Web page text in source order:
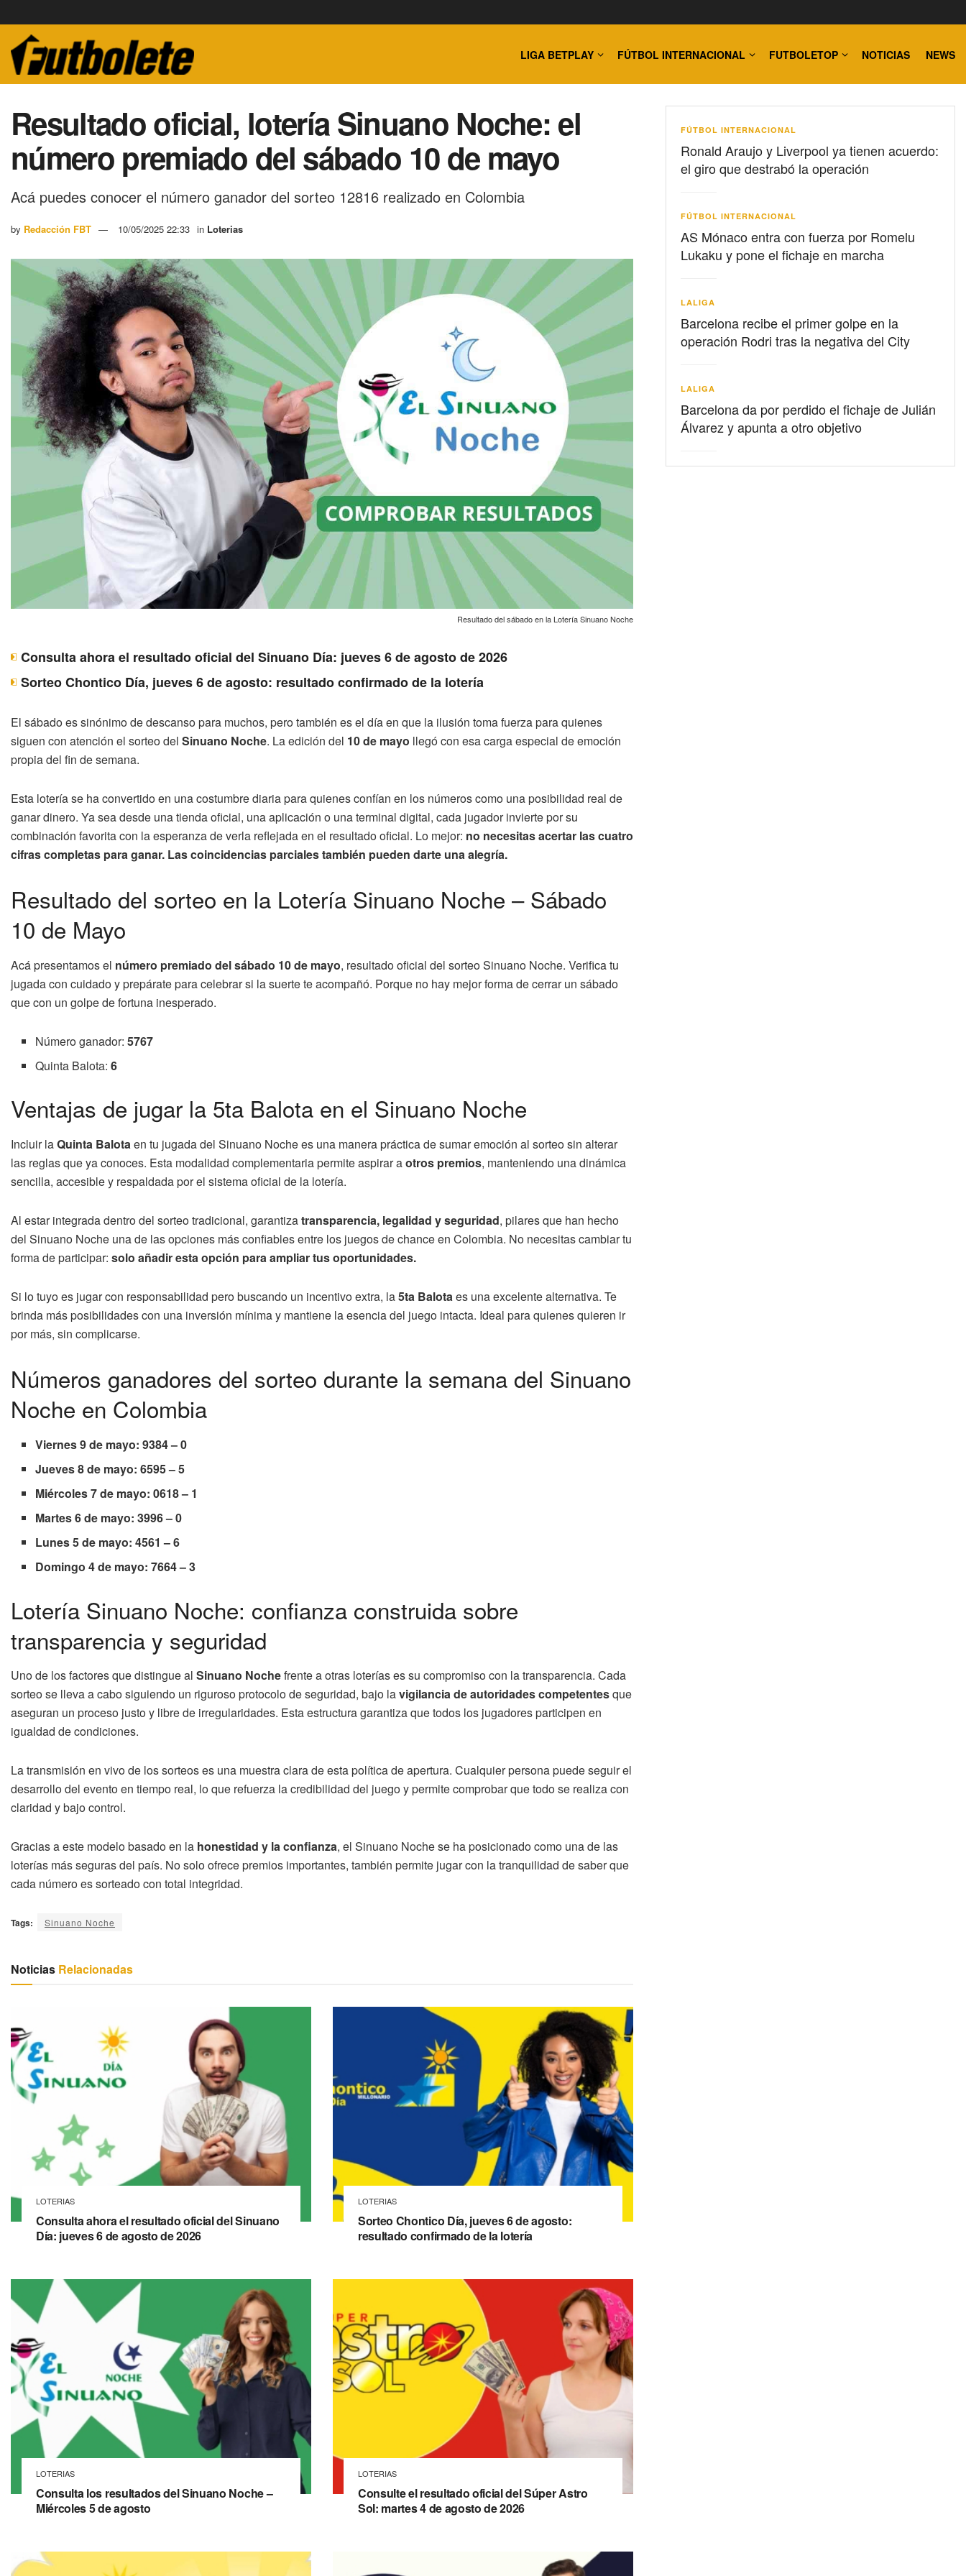
LIGA BETPLAY FÚTBOL INTERNACIONAL FUTBOLETOP NOTICIAS NEWS
Resultado oficial, lotería Sinuano Noche: el
número premiado del sábado 10 de mayo
Acá puedes conocer el número ganador del sorteo 12816 realizado en Colombia
by Redacción FBT 10/05/2025 22:33 in Loterias
Resultado del sábado en la Lotería Sinuano Noche
Consulta ahora el resultado oficial del Sinuano Día: jueves 6 de agosto de 2026
Sorteo Chontico Día, jueves 6 de agosto: resultado confirmado de la lotería
El sábado es sinónimo de descanso para muchos, pero también es el día en que la ilusión toma fuerza para quienes
siguen con atención el sorteo del Sinuano Noche. La edición del 10 de mayo llegó con esa carga especial de emoción
propia del fin de semana.
Esta lotería se ha convertido en una costumbre diaria para quienes confían en los números como una posibilidad real de
ganar dinero. Ya sea desde una tienda oficial, una aplicación o una terminal digital, cada jugador invierte por su
combinación favorita con la esperanza de verla reflejada en el resultado oficial. Lo mejor: no necesitas acertar las cuatro
cifras completas para ganar. Las coincidencias parciales también pueden darte una alegría.
Resultado del sorteo en la Lotería Sinuano Noche – Sábado
10 de Mayo
Acá presentamos el número premiado del sábado 10 de mayo, resultado oficial del sorteo Sinuano Noche. Verifica tu
jugada con cuidado y prepárate para celebrar si la suerte te acompañó. Porque no hay mejor forma de cerrar un sábado
que con un golpe de fortuna inesperado.
Número ganador:5767
Quinta Balota:6
Ventajas de jugar la 5ta Balota en el Sinuano Noche
Incluir laQuinta Balotaen tu jugada del Sinuano Noche es una manera práctica de sumar emoción al sorteo sin alterar
las reglas que ya conoces. Esta modalidad complementaria permite aspirar aotros premios, manteniendo una dinámica
sencilla, accesible y respaldada por el sistema oficial de la lotería.
Al estar integrada dentro del sorteo tradicional, garantizatransparencia, legalidad y seguridad, pilares que han hecho
del Sinuano Noche una de las opciones más confiables entre los juegos de chance en Colombia. No necesitas cambiar tu
forma de participar: solo añadir esta opción para ampliar tus oportunidades.
Si lo tuyo es jugar con responsabilidad pero buscando un incentivo extra, la5ta Balotaes una excelente alternativa. Te
brinda más posibilidades con una inversión mínima y mantiene la esencia del juego intacta. Ideal para quienes quieren ir
por más, sin complicarse.
Números ganadores del sorteo durante la semana del Sinuano
Noche en Colombia
Viernes 9 de mayo: 9384 – 0
Jueves 8 de mayo: 6595 – 5
Miércoles 7 de mayo: 0618 – 1
Martes 6 de mayo: 3996 – 0
Lunes 5 de mayo: 4561 – 6
Domingo 4 de mayo: 7664 – 3
Lotería Sinuano Noche: confianza construida sobre
transparencia y seguridad
Uno de los factores que distingue al Sinuano Nochefrente a otras loterías es su compromiso con la transparencia. Cada
sorteo se lleva a cabo siguiendo un riguroso protocolo de seguridad, bajo lavigilancia de autoridades competentesque
aseguran un proceso justo y libre de irregularidades. Esta estructura garantiza que todos los jugadores participen en
igualdad de condiciones.
La transmisión en vivo de los sorteos es una muestra clara de esta política de apertura. Cualquier persona puede seguir el
desarrollo del evento en tiempo real, lo que refuerza la credibilidad del juego y permite comprobar que todo se realiza con
claridad y bajo control.
Gracias a este modelo basado en la honestidad y la confianza, el Sinuano Noche se ha posicionado como una de las
loterías más seguras del país. No solo ofrece premios importantes, también permite jugar con la tranquilidad de saber que
cada número es sorteado con total integridad.
Tags: Sinuano Noche
Noticias Relacionadas
LOTERIAS
Consulta ahora el resultado oficial del Sinuano
Día: jueves 6 de agosto de 2026
LOTERIAS
Sorteo Chontico Día, jueves 6 de agosto:
resultado confirmado de la lotería
LOTERIAS
Consulta los resultados del Sinuano Noche –
Miércoles 5 de agosto
LOTERIAS
Consulte el resultado oficial del Súper Astro
Sol: martes 4 de agosto de 2026
FÚTBOL INTERNACIONAL
Ronald Araujo y Liverpool ya tienen acuerdo:
el giro que destrabó la operación
FÚTBOL INTERNACIONAL
AS Mónaco entra con fuerza por Romelu
Lukaku y pone el fichaje en marcha
LALIGA
Barcelona recibe el primer golpe en la
operación Rodri tras la negativa del City
LALIGA
Barcelona da por perdido el fichaje de Julián
Álvarez y apunta a otro objetivo